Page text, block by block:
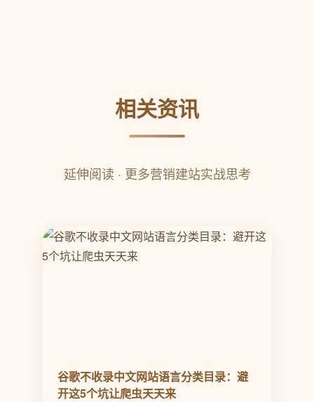
相关资讯
延伸阅读 · 更多营销建站实战思考
谷歌不收录中文网站语言分类目录：避
开这5个坑让爬虫天天来